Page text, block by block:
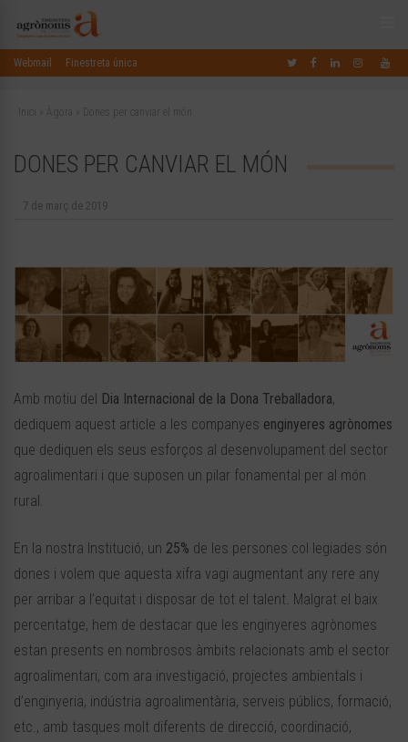
Webmail Finestreta única
Inici Àgora Dones per canviar el món
DONES PER CANVIAR EL MÓN
7 de març de 2019
Amb motiu del Dia Internacional de la Dona Treballadora,
dediquem aquest article a les companyes enginyeres agrònomes
que dediquen els seus esforços al desenvolupament del sector
agroalimentari i que suposen un pilar fonamental per al món
rural.
En la nostra Institució, un 25% de les persones col·legiades són
dones i volem que aquesta xifra vagi augmentant any rere any
per arribar a l’equitat i disposar de tot el talent. Malgrat el baix
percentatge, hem de destacar que les enginyeres agrònomes
estan presents en nombrosos àmbits relacionats amb el sector
agroalimentari, com ara investigació, projectes ambientals i
d’enginyeria, indústria agroalimentària, serveis públics, formació,
etc., amb tasques molt diferents de direcció, coordinació,